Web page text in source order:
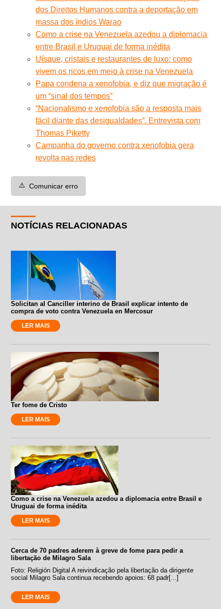
dos Direitos Humanos contra a deportação em
massa dos índios Warao
Como a crise na Venezuela azedou a diplomacia
entre Brasil e Uruguai de forma inédita
Uísque, cristais e restaurantes de luxo: como
vivem os ricos em meio à crise na Venezuela
Papa condena a xenofobia, e diz que migração é
um “sinal dos tempos”
“Nacionalismo e xenofobia são a resposta mais
fácil diante das desigualdades”. Entrevista com
Thomas Piketty
Campanha do governo contra xenofobia gera
revolta nas redes
⚠️ Comunicar erro
NOTÍCIAS RELACIONADAS
Solicitan al Canciller interino de Brasil explicar intento de
compra de voto contra Venezuela en Mercosur
LER MAIS
Ter fome de Cristo
LER MAIS
Como a crise na Venezuela azedou a diplomacia entre Brasil e
Uruguai de forma inédita
LER MAIS
Cerca de 70 padres aderem à greve de fome para pedir a
libertação de Milagro Sala
Foto: Religión Digital A reivindicação pela libertação da dirigente
social Milagro Sala continua recebendo apoios: 68 padr[...]
LER MAIS